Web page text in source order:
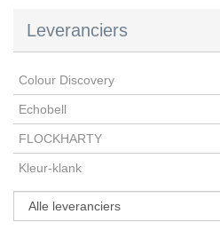
Leveranciers
Colour Discovery
Echobell
FLOCKHARTY
Kleur-klank